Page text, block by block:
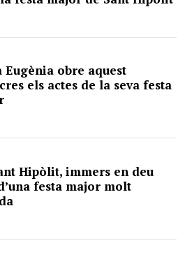
Eugènia obre aquest
els actes de la seva festa
Hipòlit, immers en deu
festa major molt